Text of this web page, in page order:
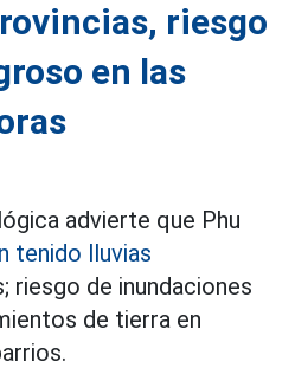
riesgo
en las
advierte que Phu
tenido lluvias
riesgo de inundaciones
de tierra en